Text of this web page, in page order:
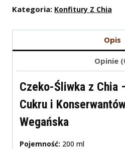
Z
200ml
Kategoria: Konfitury Z Chia
Opis
Opinie
Czeko-Śliwka z Chia
Cukru i
Wegańska
Pojemność: 200 ml